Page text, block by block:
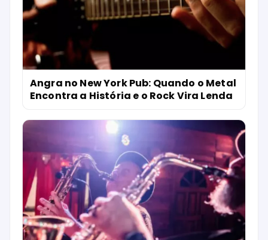
Angra no New York Pub: Quando o Metal
Encontra a História e o Rock Vira Lenda